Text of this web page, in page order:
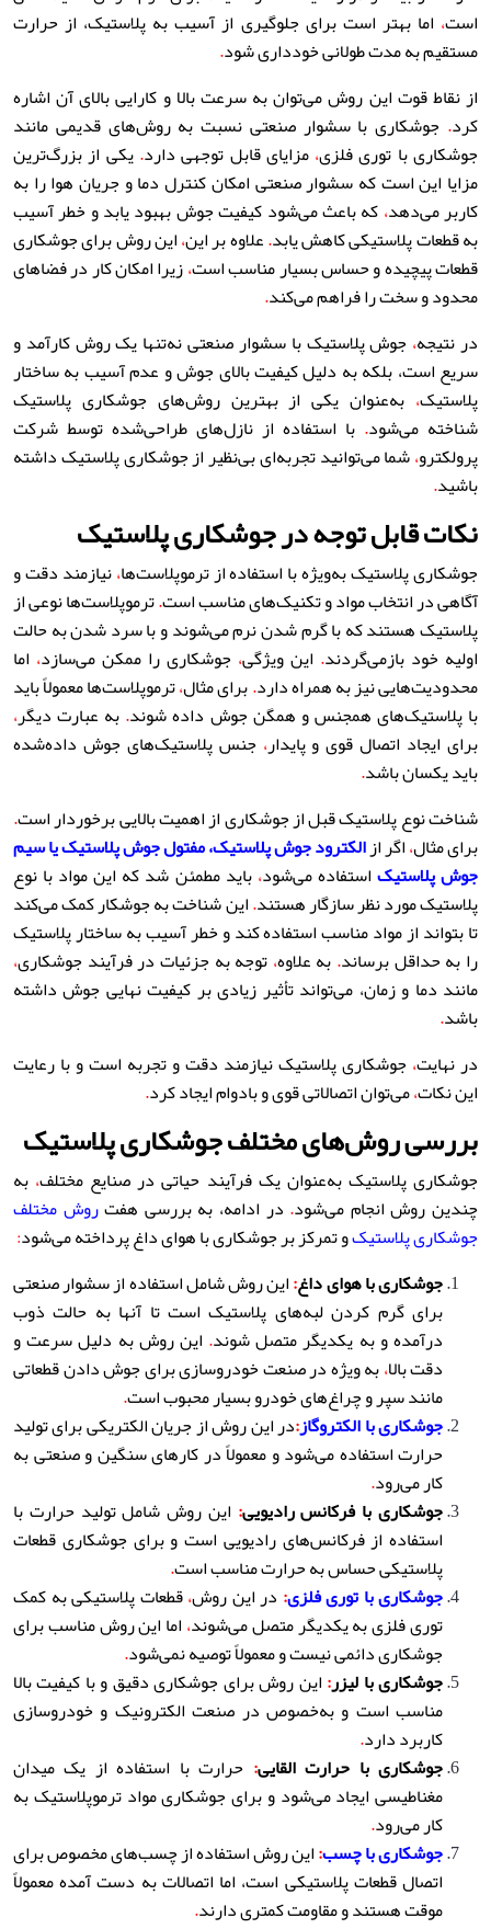
است، اما بهتر است برای جلوگیری از آسیب به پلاستیک، از حرارت
مستقیم به مدت طولانی خودداری شود.
از نقاط قوت این روش می‌توان به سرعت بالا و کارایی بالای آن اشاره
کرد. جوشکاری با سشوار صنعتی نسبت به روش‌های قدیمی مانند
جوشکاری با توری فلزی،مزایای قابل توجهی دارد.یکی از بزرگ‌ترین
مزایا این است که سشوار صنعتی امکان کنترل دما و جریان هوا را به
کاربر می‌دهد،که باعث می‌شود کیفیت جوش بهبود یابد و خطر آسیب
به قطعات پلاستیکی کاهش یابد.علاوه بر این،این روش برای جوشکاری
قطعات پیچیده و حساس بسیار مناسب است،زیرا امکان کار در فضاهای
محدود و سخت را فراهم می‌کند.
در نتیجه،جوش پلاستیک با سشوار صنعتی نه‌تنها یک روش کارآمد و
سریع است، بلکه به دلیل کیفیت بالای جوش و عدم آسیب به ساختار
پلاستیک، به‌عنوان یکی از بهترین روش‌های جوشکاری پلاستیک
شناخته می‌شود. با استفاده از نازل‌های طراحی‌شده توسط شرکت
پرولکترو،شما می‌توانید تجربه‌ای بی‌نظیر از جوشکاری پلاستیک داشته
باشید.
نکات قابل توجه در جوشکاری پلاستیک
جوشکاری پلاستیک به‌ویژه با استفاده از ترموپلاست‌ها،نیازمند دقت و
آگاهی در انتخاب مواد و تکنیک‌های مناسب است.ترموپلاست‌ها نوعی از
پلاستیک هستند که با گرم شدن نرم می‌شوند و با سرد شدن به حالت
اولیه خود بازمی‌گردند. این ویژگی، جوشکاری را ممکن می‌سازد، اما
محدودیت‌هایی نیز به همراه دارد.برای مثال،ترموپلاست‌ها معمولاً باید
با پلاستیک‌های همجنس و همگن جوش داده شوند.به عبارت دیگر،
برای ایجاد اتصال قوی و پایدار، جنس پلاستیک‌های جوش داده‌شده
باید یکسان باشد.
شناخت نوع پلاستیک قبل از جوشکاری از اهمیت بالایی برخوردار است.
برای مثال،اگر ازالکترود جوش پلاستیک،مفتول جوش پلاستیکیاسیم
جوش پلاستیکاستفاده می‌شود،باید مطمئن شد که این مواد با نوع
پلاستیک مورد نظر سازگار هستند.این شناخت به جوشکار کمک می‌کند
تا بتواند از مواد مناسب استفاده کند و خطر آسیب به ساختار پلاستیک
را به حداقل برساند.به علاوه،توجه به جزئیات در فرآیند جوشکاری،
مانند دما و زمان، می‌تواند تأثیر زیادی بر کیفیت نهایی جوش داشته
باشد.
در نهایت،جوشکاری پلاستیک نیازمند دقت و تجربه است و با رعایت
این نکات،می‌توان اتصالاتی قوی و بادوام ایجاد کرد.
بررسی روش‌های مختلف جوشکاری پلاستیک
جوشکاری پلاستیک به‌عنوان یک فرآیند حیاتی در صنایع مختلف، به
چندین روش انجام می‌شود. در ادامه، به بررسی هفتروش مختلف
جوشکاری پلاستیکو تمرکز بر جوشکاری با هوای داغ پرداخته می‌شود:
جوشکاری با هوای داغ:این روش شامل استفاده از سشوار صنعتی
برای گرم کردن لبه‌های پلاستیک است تا آنها به حالت ذوب
درآمده و به یکدیگر متصل شوند. این روش به دلیل سرعت و
دقت بالا،به ویژه در صنعت خودروسازی برای جوش دادن قطعاتی
مانند سپر و چراغ‌های خودرو بسیار محبوب است.
جوشکاری با الکتروگاز:در این روش از جریان الکتریکی برای تولید
حرارت استفاده می‌شود و معمولاً در کارهای سنگین و صنعتی به
کار می‌رود.
جوشکاری با فرکانس رادیویی: این روش شامل تولید حرارت با
استفاده از فرکانس‌های رادیویی است و برای جوشکاری قطعات
پلاستیکی حساس به حرارت مناسب است.
جوشکاری با توری فلزی: در این روش،قطعات پلاستیکی به کمک
توری فلزی به یکدیگر متصل می‌شوند،اما این روش مناسب برای
جوشکاری دائمی نیست و معمولاً توصیه نمی‌شود.
جوشکاری با لیزر:این روش برای جوشکاری دقیق و با کیفیت بالا
مناسب است و به‌خصوص در صنعت الکترونیک و خودروسازی
کاربرد دارد.
جوشکاری با حرارت القایی: حرارت با استفاده از یک میدان
مغناطیسی ایجاد می‌شود و برای جوشکاری مواد ترموپلاستیک به
کار می‌رود.
جوشکاری با چسب:این روش استفاده از چسب‌های مخصوص برای
اتصال قطعات پلاستیکی است، اما اتصالات به دست آمده معمولاً
موقت هستند و مقاومت کمتری دارند.